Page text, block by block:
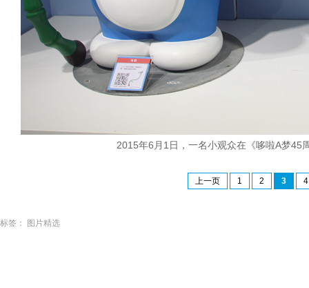
2015年6月1日，一名小观众在《哆啦A梦45
上一页 1 2 3 4
标签： 图片精选